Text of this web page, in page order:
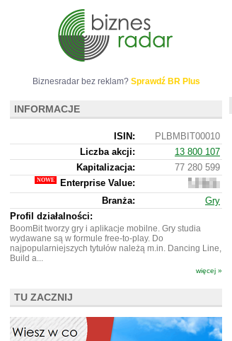
Biznesradar bez reklam? Sprawdź BR Plus
INFORMACJE
ISIN:
PLBMBIT00010
Liczba akcji:
13 800 107
Kapitalizacja:
77 280 599
Enterprise Value:
729
599
Branża:
Gry
Profil działalności:
BoomBit tworzy gry i aplikacje mobilne. Gry studia
wydawane są w formule free-to-play. Do
najpopularniejszych tytułów należą m.in. Dancing Line,
Build a...
więcej »
TU ZACZNIJ